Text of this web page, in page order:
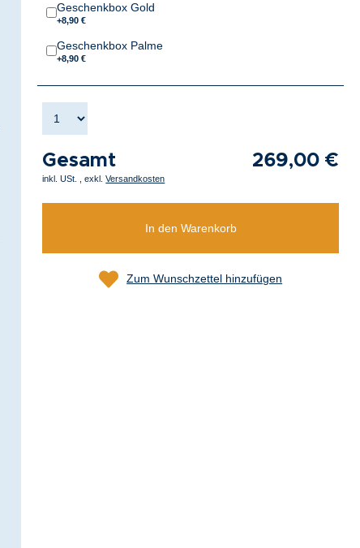
Geschenkbox Gold
+8,90 €
Geschenkbox Palme
+8,90 €
Gesamt 269,00 €
inkl. USt. ,exkl.Versandkosten
In den Warenkorb
Zum Wunschzettel hinzufügen